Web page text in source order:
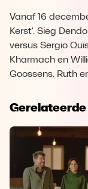
Vanaf 16
Kerst'. Sieg
versus Sergio
Kharmach en
Goossens. Ruth